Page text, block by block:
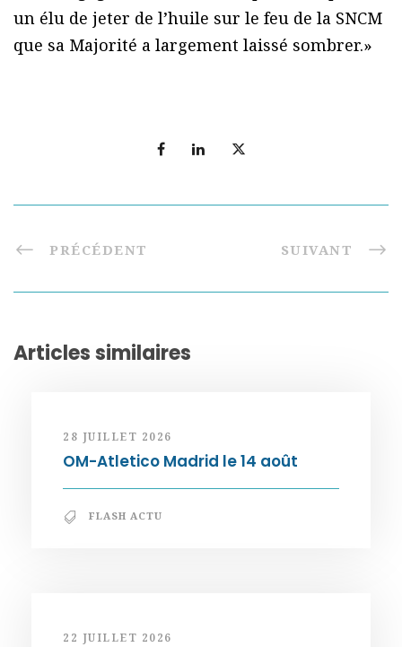
un élu de jeter de l’huile sur le feu de la SNCM
que sa Majorité a largement laissé sombrer.»
PRÉCÉDENT SUIVANT
Articles similaires
28 JUILLET 2026
OM-Atletico Madrid le 14 août
FLASH ACTU
22 JUILLET 2026